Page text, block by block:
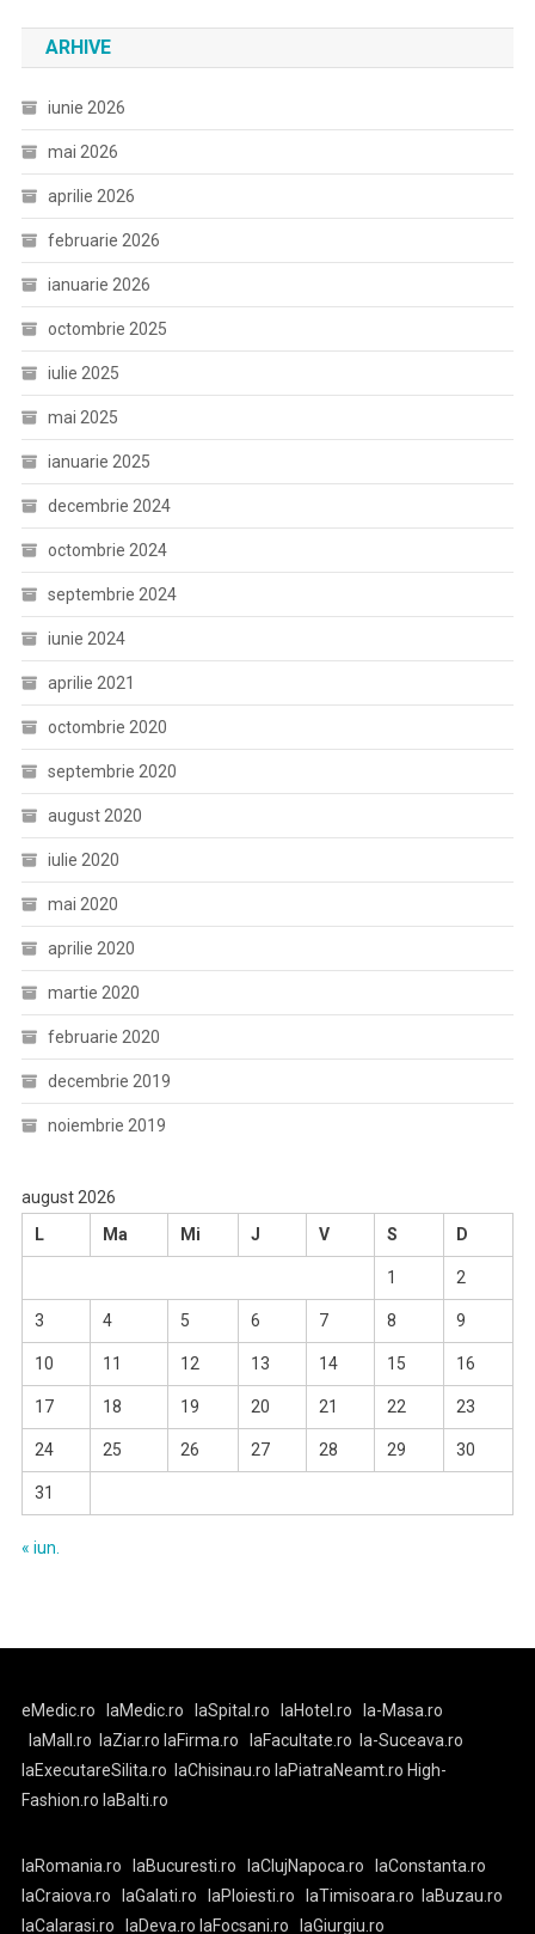
ARHIVE
iunie 2026
mai 2026
aprilie 2026
februarie 2026
ianuarie 2026
octombrie 2025
iulie 2025
mai 2025
ianuarie 2025
decembrie 2024
octombrie 2024
septembrie 2024
iunie 2024
aprilie 2021
octombrie 2020
septembrie 2020
august 2020
iulie 2020
mai 2020
aprilie 2020
martie 2020
februarie 2020
decembrie 2019
noiembrie 2019
august 2026
L
Ma Mi J V S D
1 2
3 4 5 6 7 8 9
10 11 12 13 14 15 16
17 18 19 20 21 22 23
24 25 26 27 28 29 30
31
« iun.
eMedic.ro laMedic.ro laSpital.ro laHotel.ro
la-Masa.ro
laMall.ro
laZiar.ro laFirma.ro laFacultate.ro
la-Suceava.ro
laExecutareSilita.ro
laChisinau.ro laPiatraNeamt.ro High-
Fashion.ro laBalti.ro
laRomania.ro laBucuresti.ro laClujNapoca.ro
laConstanta.ro
laCraiova.ro
laGalati.ro laPloiesti.ro laTimisoara.ro
laBuzau.ro
laCalarasi.ro
laDeva.ro laFocsani.ro laGiurgiu.ro